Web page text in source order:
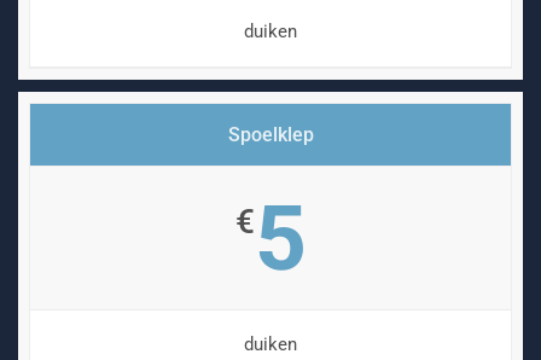
duiken
Spoelklep
€5
duiken